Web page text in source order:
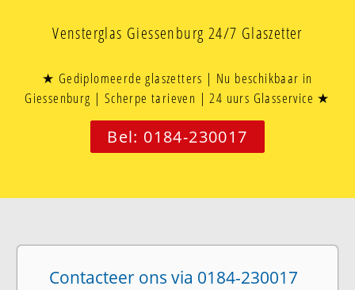
Vensterglas Giessenburg 24/7 Glaszetter
★ Gediplomeerde glaszetters | Nu beschikbaar in
Giessenburg | Scherpe tarieven | 24 uurs Glasservice ★
Bel: 0184-230017
Contacteer ons via 0184-230017